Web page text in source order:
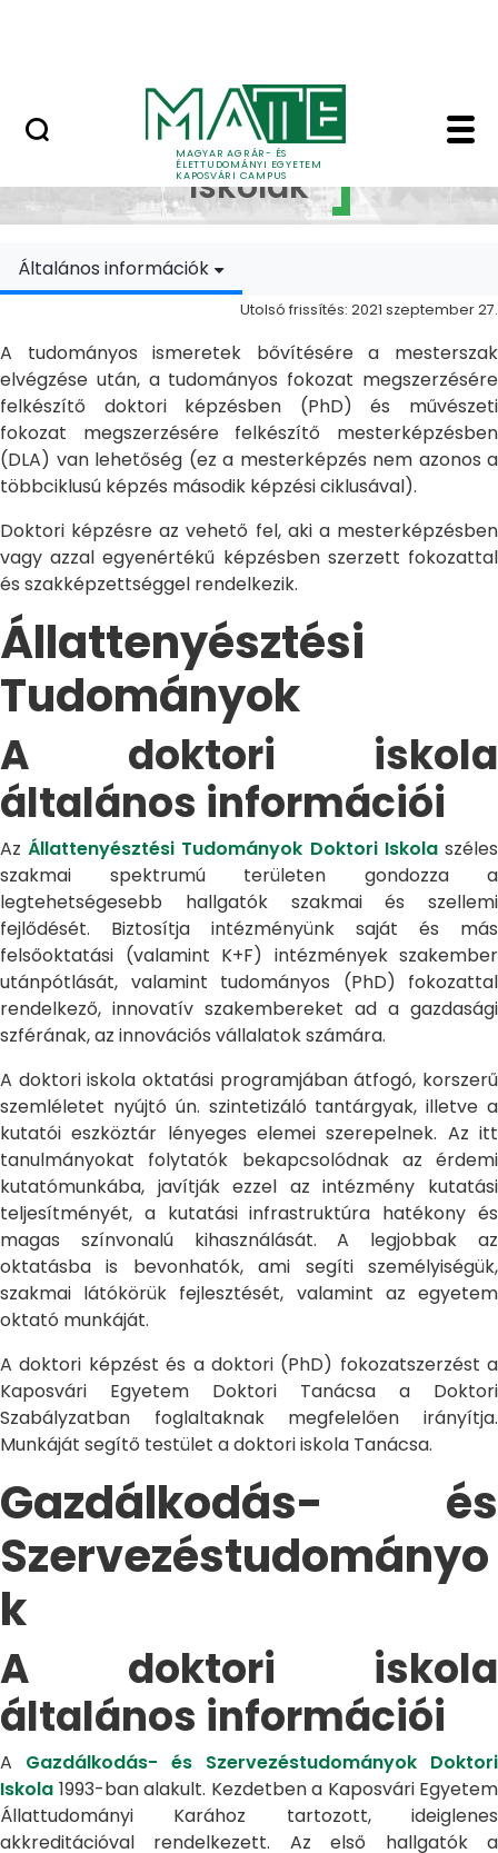
MAGYAR AGRÁR- ÉS
ÉLETTUDOMÁNYI EGYETEM
KAPOSVÁRI CAMPUS
Doktori Iskolák -
Doktori
Iskolák
Általános információk
Utolsó frissítés: 2021 szeptember 27.
A tudományos ismeretek bővítésére a mesterszak
elvégzése után, a tudományos fokozat megszerzésére
felkészítő doktori képzésben (PhD) és művészeti
fokozat megszerzésére felkészítő mesterképzésben
(DLA) van lehetőség (ez a mesterképzés nem azonos a
többciklusú képzés második képzési ciklusával).
Doktori képzésre az vehető fel, aki a mesterképzésben
vagy azzal egyenértékű képzésben szerzett fokozattal
és szakképzettséggel rendelkezik.
Állattenyésztési
Tudományok
A doktori iskola
általános információi
AzÁllattenyésztési Tudományok Doktori Iskolaszéles
szakmai spektrumú területen gondozza a
legtehetségesebb hallgatók szakmai és szellemi
fejlődését. Biztosítja intézményünk saját és más
felsőoktatási (valamint K+F) intézmények szakember
utánpótlását, valamint tudományos (PhD) fokozattal
rendelkező, innovatív szakembereket ad a gazdasági
szférának, az innovációs vállalatok számára.
A doktori iskola oktatási programjában átfogó, korszerű
szemléletet nyújtó ún. szintetizáló tantárgyak, illetve a
kutatói eszköztár lényeges elemei szerepelnek. Az itt
tanulmányokat folytatók bekapcsolódnak az érdemi
kutatómunkába, javítják ezzel az intézmény kutatási
teljesítményét, a kutatási infrastruktúra hatékony és
magas színvonalú kihasználását. A legjobbak az
oktatásba is bevonhatók, ami segíti személyiségük,
szakmai látókörük fejlesztését, valamint az egyetem
oktató munkáját.
A doktori képzést és a doktori (PhD) fokozatszerzést a
Kaposvári Egyetem Doktori Tanácsa a Doktori
Szabályzatban foglaltaknak megfelelően irányítja.
Munkáját segítő testület a doktori iskola Tanácsa.
Gazdálkodás- és
Szervezéstudományo
k
A doktori iskola
általános információi
A Gazdálkodás- és Szervezéstudományok Doktori
Iskola 1993-ban alakult. Kezdetben a Kaposvári Egyetem
Állattudományi Karához tartozott, ideiglenes
akkreditációval rendelkezett. Az első hallgatók a